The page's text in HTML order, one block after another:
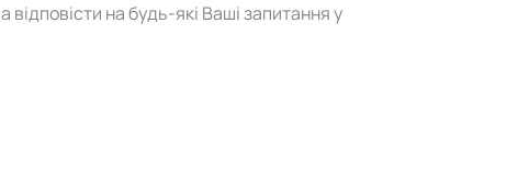
на будь-які Ваші запитання у